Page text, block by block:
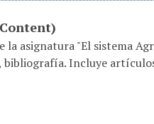
la asignatura "El sistema
Incluye